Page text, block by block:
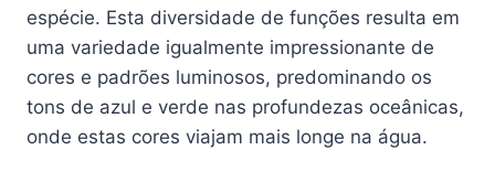
espécie. Esta diversidade de funções resulta em
uma variedade igualmente impressionante de
cores e padrões luminosos, predominando os
tons de azul e verde nas profundezas oceânicas,
onde estas cores viajam mais longe na água.